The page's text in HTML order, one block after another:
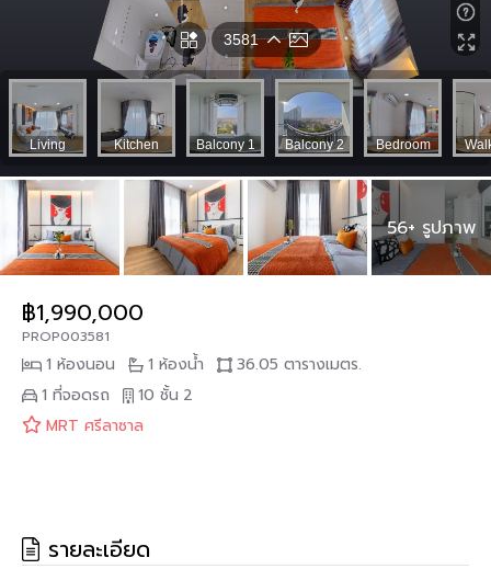
56+ รูปภาพ
฿1,990,000
PROP003581
1 ห้องนอน 1 ห้องน้ำ
36.05 ตารางเมตร.
1 ที่จอดรถ
10 ชั้น 2
MRT ศรีลาซาล
รายละเอียด